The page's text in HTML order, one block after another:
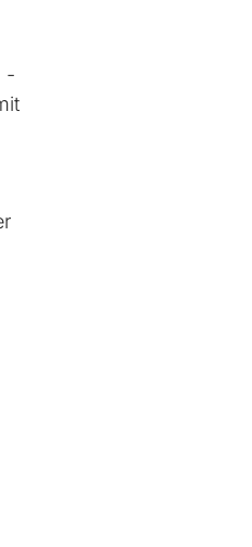
-